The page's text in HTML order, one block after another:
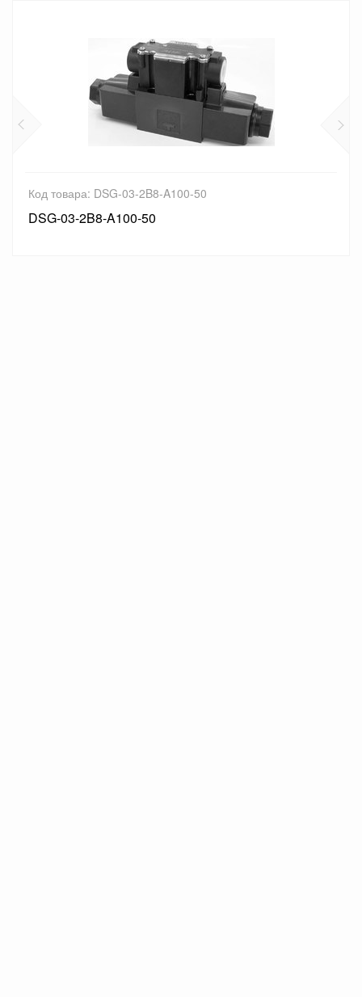
Код товара: DSG-03-2B8-A100-50
DSG-03-2B8-A100-50